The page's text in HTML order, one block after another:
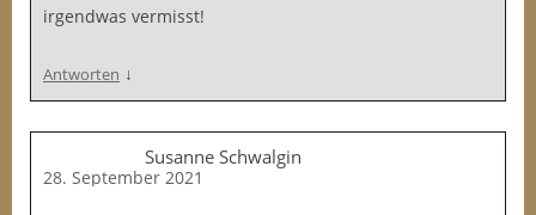
irgendwas vermisst!
Antworten ↓
Susanne Schwalgin
28. September 2021